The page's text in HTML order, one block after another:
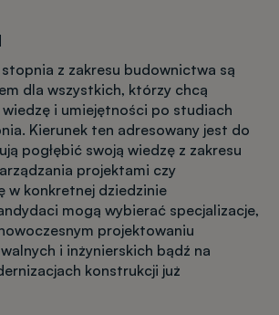
z zakresu budownictwa są
dla wszystkich, którzy chcą
i umiejętności po studiach
Kierunek ten adresowany jest do
pogłębić swoją wiedzę z zakresu
projektami czy
w konkretnej dziedzinie
mogą wybierać specjalizacje,
projektowaniu
i inżynierskich bądź na
konstrukcji już